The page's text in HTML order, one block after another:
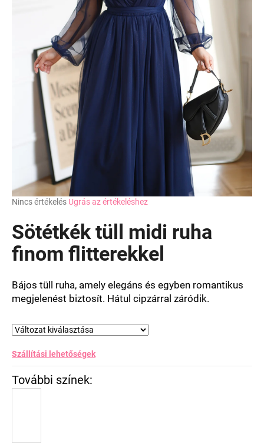
A
átlagos
értékelése
5-
csillag.
Nincs értékelés Ugrás az értékeléshez
Sötétkék tüll midi ruha
finom flitterekkel
Bájos tüll ruha, amely elegáns és egyben romantikus
megjelenést biztosít. Hátul cipzárral záródik.
Szállítási lehetőségek